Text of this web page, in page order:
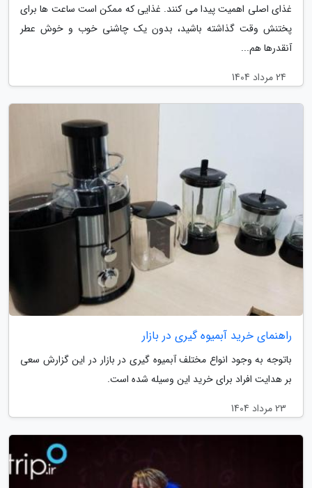
غذای اصلی اهمیت پیدا می کنند. غذایی که ممکن است ساعت ها برای
پختنش وقت گذاشته باشید، بدون یک چاشنی خوب و خوش عطر
آنقدرها هم...
24 مرداد 1404
راهنمای خرید آبمیوه گیری در بازار
باتوجه به وجود انواع مختلف آبمیوه گیری در بازار در این گزارش سعی
بر هدایت افراد برای خرید این وسیله شده است.
23 مرداد 1404